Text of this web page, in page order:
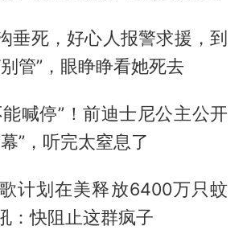
垂死，好心人报警求援，到
管”，眼睁睁看她死去
喊停”！前迪士尼公主公开
”，听完太窒息了
计划在美释放6400万只蚊
：快阻止这群疯子